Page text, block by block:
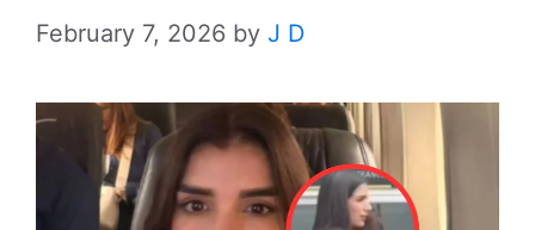
February 7, 2026 by J D